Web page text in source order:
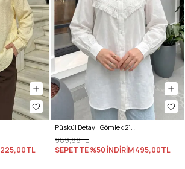
225,00TL
Püskül Detaylı Gömlek 2109 - BEYAZ
989,99TL
SEPETTE %50 İNDİRİM495,00TL